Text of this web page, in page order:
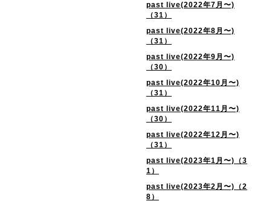
past live(2022年7月〜)
（31）
past live(2022年8月〜)
（31）
past live(2022年9月〜)
（30）
past live(2022年10月〜)
（31）
past live(2022年11月〜)
（30）
past live(2022年12月〜)
（31）
past live(2023年1月〜)（3
1）
past live(2023年2月〜)（2
8）